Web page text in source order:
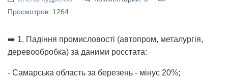
Просмотров: 1264
➡️ 1. Падіння промисловості (автопром, металургія,
деревообробка) за даними росстата:
- Самарська область за березень - мінус 20%;